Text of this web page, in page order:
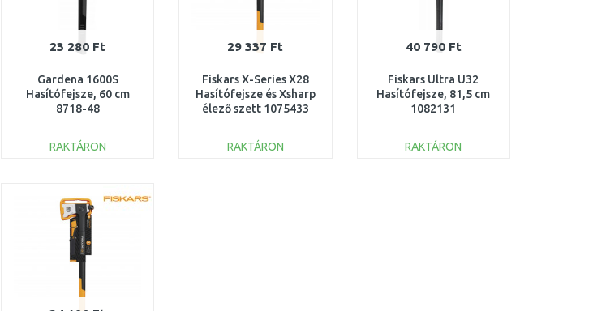
23 280 Ft
Gardena 1600S
Hasítófejsze, 60 cm
8718-48
RAKTÁRON
Összehasonlítás
29 337 Ft
Fiskars X-Series X28
Hasítófejsze és Xsharp
élező szett 1075433
RAKTÁRON
40 790 Ft
Fiskars Ultra U32
Hasítófejsze, 81,5 cm
1082131
RAKTÁRON